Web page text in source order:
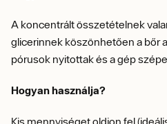
A koncentrált összetételnek
glicerinnek köszönhetően a bőr
pórusok nyitottak és a gép
Hogyan használja?
Kis mennyiséget oldjon fel